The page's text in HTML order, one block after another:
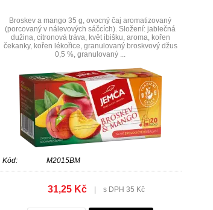
Broskev a mango 35 g, ovocný čaj aromatizovaný
(porcovaný v nálevových sáčcích). Složení: jablečná
dužina, citronová tráva, květ ibišku, aroma, kořen
čekanky, kořen lékořice, granulovaný broskvový džus
0,5 %, granulovaný ...
Kód: M2015BM
31,25 Kč s DPH 35 Kč